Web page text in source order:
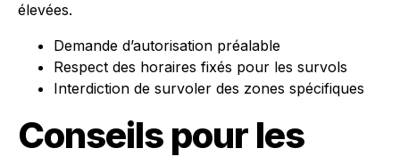
élevées.
Demande d’autorisation préalable
Respect des horaires fixés pour les survols
Interdiction de survoler des zones spécifiques
Conseils pour les